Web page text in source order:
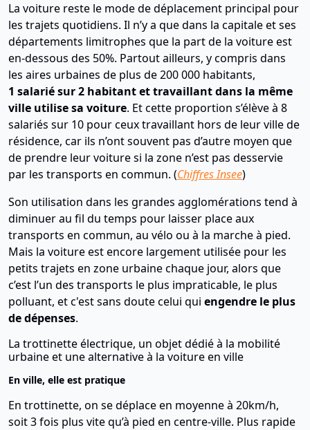
La voiture reste le mode de déplacement principal pour
les trajets quotidiens. Il n’y a que dans la capitale et ses
départements limitrophes que la part de la voiture est
en-dessous des 50%. Partout ailleurs, y compris dans
les aires urbaines de plus de 200 000 habitants,
1 salarié sur 2 habitant et travaillant dans la même
ville utilise sa voiture. Et cette proportion s’élève à 8
salariés sur 10 pour ceux travaillant hors de leur ville de
résidence, car ils n’ont souvent pas d’autre moyen que
de prendre leur voiture si la zone n’est pas desservie
par les transports en commun. (Chiffres Insee)
Son utilisation dans les grandes agglomérations tend à
diminuer au fil du temps pour laisser place aux
transports en commun, au vélo ou à la marche à pied.
Mais la voiture est encore largement utilisée pour les
petits trajets en zone urbaine chaque jour, alors que
c’est l’un des transports le plus impraticable, le plus
polluant, et c'est sans doute celui qui engendre le plus
de dépenses.
La trottinette électrique, un objet dédié à la mobilité
urbaine et une alternative à la voiture en ville
En ville, elle est pratique
En trottinette, on se déplace en moyenne à 20km/h,
soit 3 fois plus vite qu’à pied en centre-ville. Plus rapide